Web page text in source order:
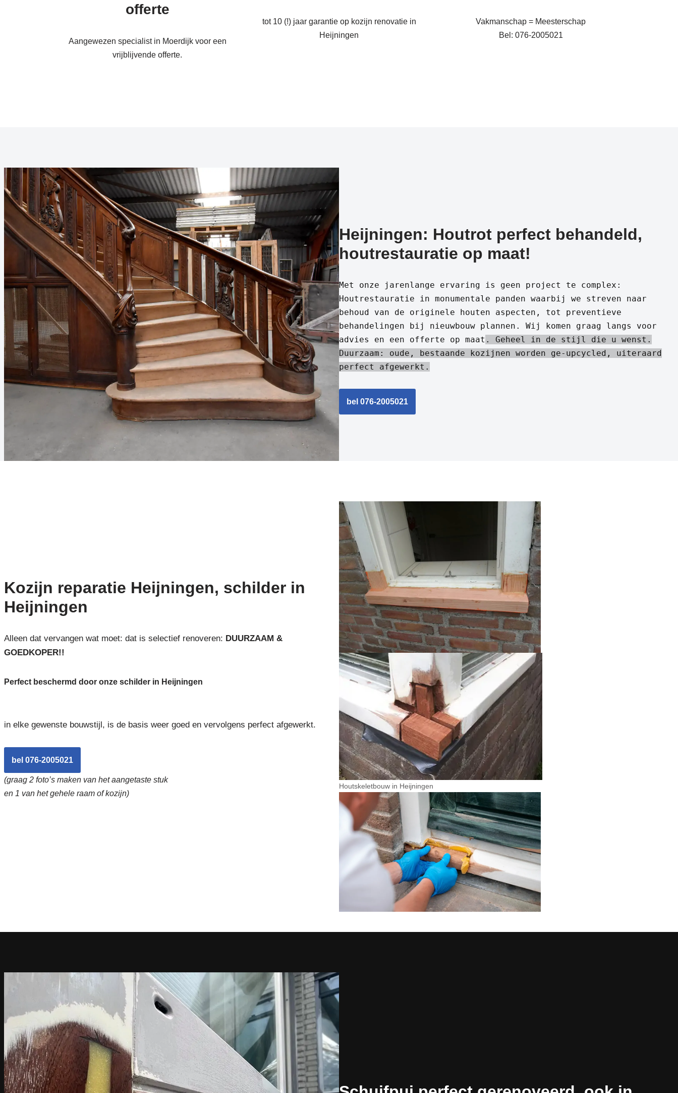
offerte
Aangewezen specialist in Moerdijk voor een
vrijblijvende offerte.
tot 10 (!) jaar garantie op kozijn renovatie in
Heijningen
Vakmanschap = Meesterschap
Bel: 076-2005021
Heijningen: Houtrot perfect behandeld,
houtrestauratie op maat!
Met onze jarenlange ervaring is geen project te complex:
Houtrestauratie in monumentale panden waarbij we streven naar
behoud van de originele houten aspecten, tot preventieve
behandelingen bij nieuwbouw plannen. Wij komen graag langs voor
advies en een offerte op maat . Geheel in de stijl die u wenst.
Duurzaam: oude, bestaande kozijnen worden ge-upcycled, uiteraard
perfect afgewerkt.
bel 076-2005021
Kozijn reparatie Heijningen, schilder in
Heijningen
Alleen dat vervangen wat moet: dat is selectief renoveren: DUURZAAM &
GOEDKOPER!!
Perfect beschermd door onze schilder in Heijningen
in elke gewenste bouwstijl, is de basis weer goed en vervolgens perfect afgewerkt.
bel 076-2005021
(graag 2 foto’s maken van het aangetaste stuk
en 1 van het gehele raam of kozijn)
Houtskeletbouw in Heijningen